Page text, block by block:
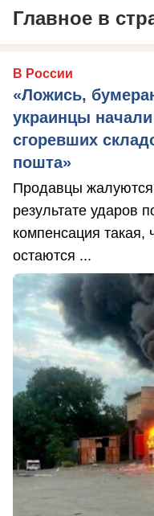
Главное в
В России
«Ложись,
украинцы
сгоревших
пошта»
Продавцы
результате ударов
компенсация такая,
остаются ...